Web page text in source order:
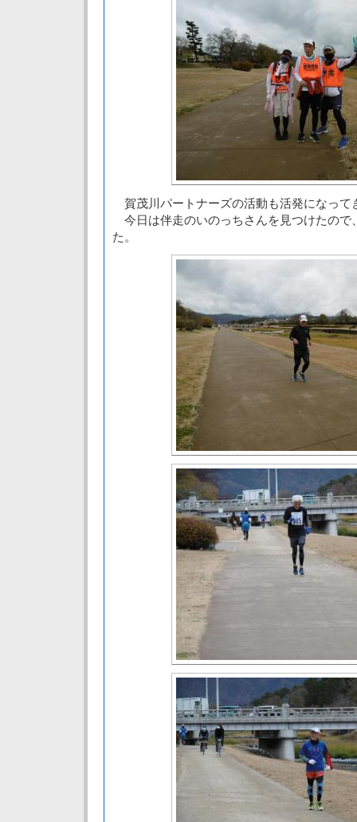
賀茂川パートナーズの活動も活発になって
今日は伴走のいのっちさんを見つけたので
た。